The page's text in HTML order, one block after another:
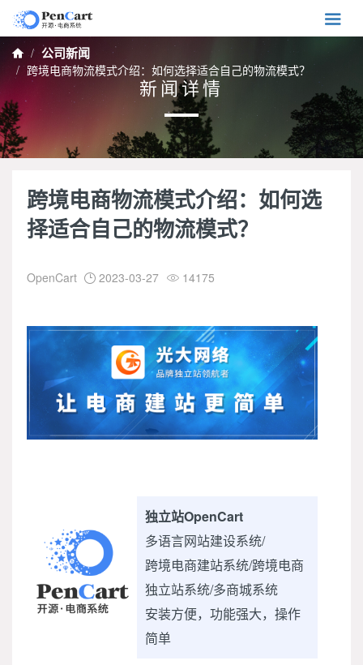

新闻详情
 公司新闻
跨境电商物流模式介绍：如何选择适合自己的物流模式？
跨境电商物流模式介绍：如何选
择适合自己的物流模式？
OpenCart  2023-03-27  14175
独立站OpenCart
多语言网站建设系统/
跨境电商建站系统/跨境电商
独立站系统/多商城系统
安装方便，功能强大，操作
简单